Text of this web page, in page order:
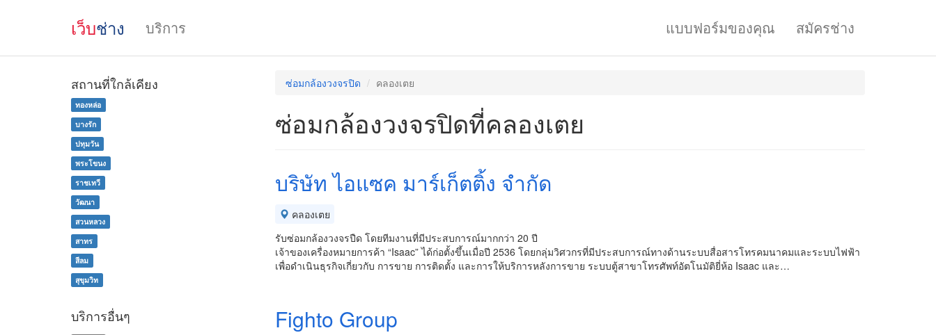
เว็บช่าง บริการ แบบฟอร์มของคุณ สมัครช่าง
ซ่อมกล้องวงจรปิด คลองเตย
ซ่อมกล้องวงจรปิดที่คลองเตย
บริษัท ไอแซค มาร์เก็ตติ้ง จำกัด
คลองเตย
รับซ่อมกล้องวงจรปืด โดยทีมงานที่มีประสบการณ์มากกว่า 20 ปี
เจ้าของเครื่องหมายการค้า “Isaac” ได้ก่อตั้งขึ้นเมื่อปี 2536 โดยกลุ่มวิศวกรที่มีประสบการณ์ทางด้านระบบสื่อสารโทรคมนาคมและระบบไฟฟ้า
เพื่อดำเนินธุรกิจเกี่ยวกับ การขาย การติดตั้ง และการให้บริการหลังการขาย ระบบตู้สาขาโทรศัพท์อัตโนมัติยี่ห้อ Isaac และ…
Fighto Group
สถานที่ใกล้เคียง
ทองหล่อ
บางรัก
ปทุมวัน
พระโขนง
ราชเทวี
วัฒนา
สวนหลวง
สาทร
สีลม
สุขุมวิท
บริการอื่นๆ